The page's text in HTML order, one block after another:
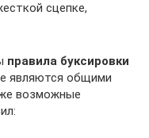
сцепке,
правила буксировки
являются общими
возможные